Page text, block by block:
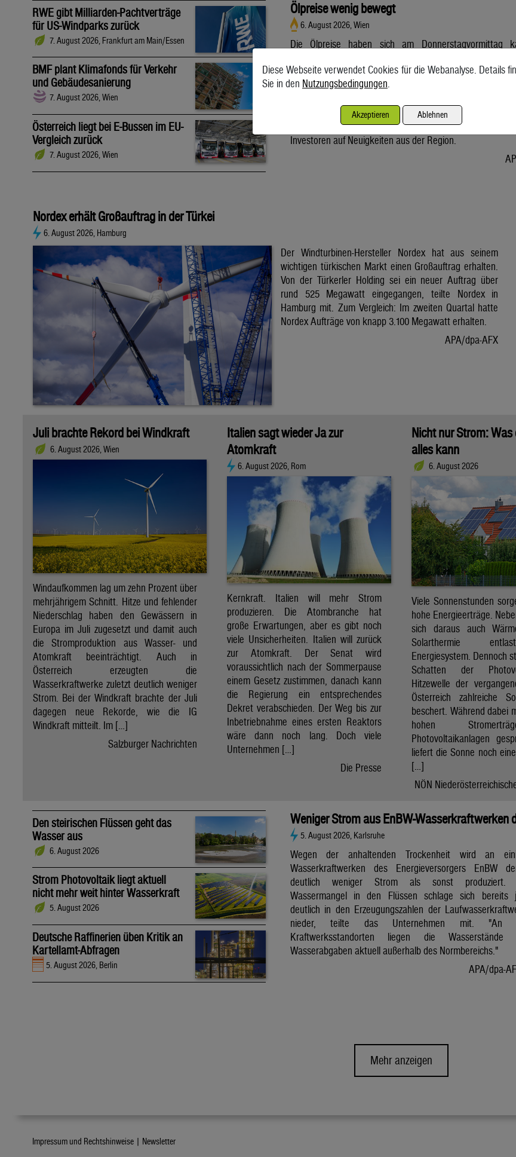
RWE gibt Milliarden-Pachtverträge
für US-Windparks zurück
7. August 2026, Frankfurt am Main/Essen
BMF plant Klimafonds für Verkehr
und Gebäudesanierung
7. August 2026, Wien
Österreich liegt bei E-Bussen im EU-
Vergleich zurück
7. August 2026, Wien
Ölpreise wenig bewegt
6. August 2026, Wien
Die Ölpreise haben sich am Donnerstagvormittag
Brent aus der Nordsee mit Lieferung Oktober
Vormittag 79,75 US-Dollar und damit 0,4 Prozent mehr als
80 Dollar. Unter diese ist er am Dienstag wegen der
auf eine Lösung im Iran-Krieg gesunken. Seitdem
Investoren auf Neuigkeiten aus der Region.
Nordex erhält Großauftrag in der Türkei
6. August 2026, Hamburg
Der Windturbinen-Hersteller Nordex hat aus seinem
wichtigen türkischen Markt einen Großauftrag erhalten.
Von der Türkerler Holding sei ein neuer Auftrag über
rund 525 Megawatt eingegangen, teilte Nordex in
Hamburg mit. Zum Vergleich: Im zweiten Quartal hatte
Nordex Aufträge von knapp 3.100 Megawatt erhalten.
APA/dpa-AFX
Juli brachte Rekord bei Windkraft
6. August 2026, Wien
Windaufkommen lag um zehn Prozent über
mehrjährigem Schnitt. Hitze und fehlender
Niederschlag haben den Gewässern in
Europa im Juli zugesetzt und damit auch
die Stromproduktion aus Wasser- und
Atomkraft beeinträchtigt. Auch in
Österreich erzeugten die
Wasserkraftwerke zuletzt deutlich weniger
Strom. Bei der Windkraft brachte der Juli
dagegen neue Rekorde, wie die IG
Windkraft mitteilt. Im […]
Salzburger Nachrichten
Italien sagt wieder Ja zur
Atomkraft
6. August 2026, Rom
Kernkraft. Italien will mehr Strom
produzieren. Die Atombranche hat
große Erwartungen, aber es gibt noch
viele Unsicherheiten. Italien will zurück
zur Atomkraft. Der Senat wird
voraussichtlich nach der Sommerpause
einem Gesetz zustimmen, danach kann
die Regierung ein entsprechendes
Dekret verabschieden. Der Weg bis zur
Inbetriebnahme eines ersten Reaktors
wäre dann noch lang. Doch viele
Unternehmen […]
Die Presse
Nicht nur Strom: Was
alles kann
6. August 2026
Viele Sonnenstunden
hohe Energieerträge.
sich daraus auch
Solarthermie
Energiesystem. Dennoch
Schatten der
Hitzewelle der
Österreich zahlreiche
beschert. Während dabei
hohen
Photovoltaikanlagen
liefert die Sonne noch
[…]
NÖN
Den steirischen Flüssen geht das
Wasser aus
6. August 2026
Strom Photovoltaik liegt aktuell
nicht mehr weit hinter Wasserkraft
5. August 2026
Deutsche Raffinerien üben Kritik an
Kartellamt-Abfragen
5. August 2026, Berlin
Weniger Strom aus EnBW-Wasserkraftwerken
5. August 2026, Karlsruhe
Wegen der anhaltenden Trockenheit wird an
Wasserkraftwerken des Energieversorgers EnBW
deutlich weniger Strom als sonst produziert.
Wassermangel in den Flüssen schlage sich bereits
deutlich in den Erzeugungszahlen der
nieder, teilte das Unternehmen mit. "An
Kraftwerksstandorten liegen die Wasserstände
Wasserabgaben aktuell außerhalb des Normbereichs."
APA/dpa-
Mehr anzeigen
Impressum und Rechtshinweise | Newsletter
Diese Webseite verwendet Cookies für die Webanalyse. Details
Sie in den Nutzungsbedingungen.
Akzeptieren Ablehnen